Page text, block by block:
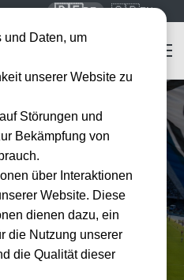
🇩🇪DE 🇬🇧EN
und Daten, um
unserer Website zu
Störungen und
Bekämpfung von
über Interaktionen
Website. Diese
dienen dazu, ein
die Nutzung unserer
die Qualität dieser